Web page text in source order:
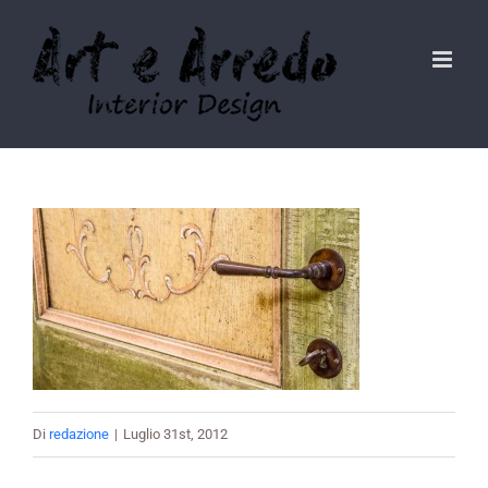
contenuto
Di redazione | Luglio 31st, 2012